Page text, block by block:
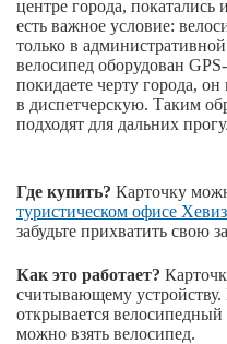
центре города, покатались
есть важное условие:
только в
велосипед оборудован
покидаете черту города,
в диспетчерскую. Таким
подходят для дальних
Где купить? Карточку
туристическом офисе
забудьте прихватить свою
Как это работает?
считывающему устройству.
открывается
можно взять велосипед.